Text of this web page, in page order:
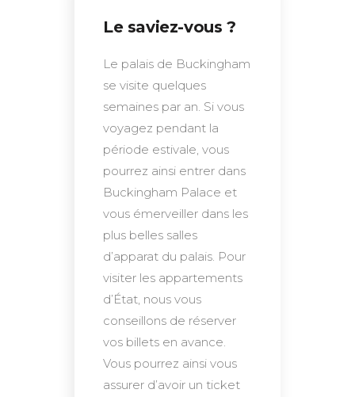
Le saviez-vous ?
Le palais de Buckingham
se visite quelques
semaines par an. Si vous
voyagez pendant la
période estivale, vous
pourrez ainsi entrer dans
Buckingham Palace et
vous émerveiller dans les
plus belles salles
d’apparat du palais. Pour
visiter les appartements
d’État, nous vous
conseillons de réserver
vos billets en avance.
Vous pourrez ainsi vous
assurer d’avoir un ticket